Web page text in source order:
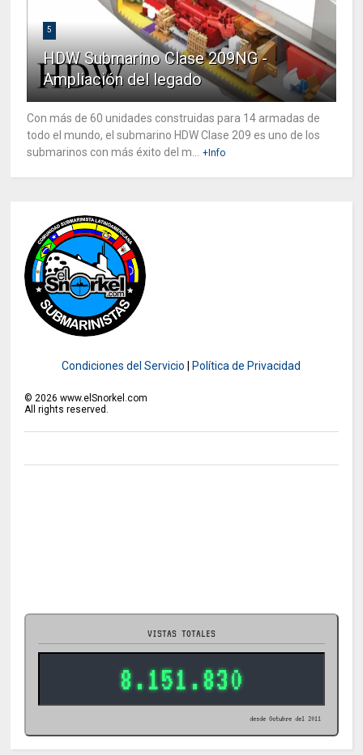
5
HDW Submarino Clase 209NG -
Ampliación del legado
Con más de 60 unidades construidas para 14 armadas de
todo el mundo, el submarino HDW Clase 209 es uno de los
submarinos con más éxito del m...
+Info
Condiciones del Servicio Política de Privacidad
© 2026 www.elSnorkel.com
All rights reserved.
VISTAS TOTALES
8.151.830
desde Octubre del 2011